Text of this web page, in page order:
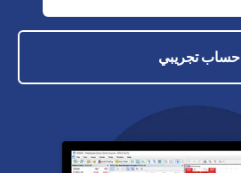
حساب تجريبي